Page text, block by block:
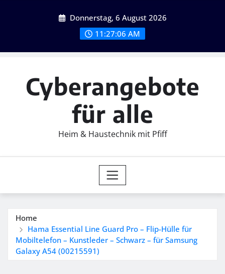
Donnerstag, 6 August 2026
11:27:08 AM
Cyberangebote
für alle
Heim & Haustechnik mit Pfiff
Home
Hama Essential Line Guard Pro – Flip-Hülle für
Mobiltelefon – Kunstleder – Schwarz – für Samsung
Galaxy A54 (00215591)